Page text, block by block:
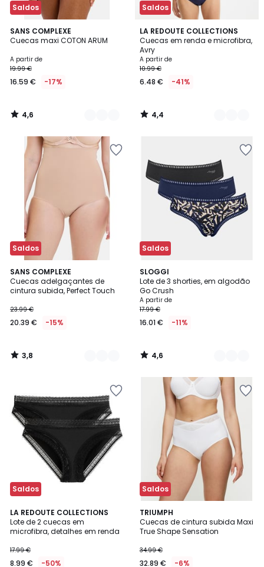
Saldos
SANS COMPLEXE
Cuecas maxi COTON ARUM
A partir de
19.99 €
16.59 € -17%
4,6
/ 5
2
Cores
4,6
/
Saldos
LA REDOUTE COLLECTIONS
Cuecas em renda e microfibra,
Avry
A partir de
10.99 €
6.48 € -41%
4,4
/ 5
3
Cores
4,4
/
Saldos
SANS COMPLEXE
Cuecas adelgaçantes de
cintura subida, Perfect Touch
23.99 €
20.39 € -15%
3,8
/ 5
2
Cores
3,8
/
Saldos
SLOGGI
Lote de 3 shorties, em algodão
Go Crush
A partir de
17.99 €
16.01 € -11%
4,6
/ 5
2
Cores
4,6
/
Saldos
LA REDOUTE COLLECTIONS
Lote de 2 cuecas em
microfibra, detalhes em renda
17.99 €
8.99 € -50%
4,3
/ 5
Saldos
TRIUMPH
Cuecas de cintura subida Maxi
True Shape Sensation
34.99 €
32.89 € -6%
4,7
/ 5
3
Cores